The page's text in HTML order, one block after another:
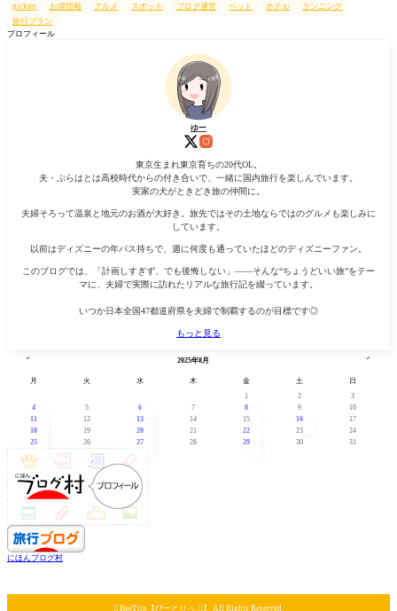
索pickup お得情報 グルメ スポット ブログ運営 ペット ホテル
ランニング
旅行プラン
プロフィール
ゆー
東京生まれ東京育ちの20代OL。
夫・ぷらはとは高校時代からの付き合いで、一緒に国内旅行を楽しんでいます。
実家の犬がときどき旅の仲間に。
夫婦そろって温泉と地元のお酒が大好き。旅先ではその土地ならではのグルメも楽しみに
しています。
以前はディズニーの年パス持ちで、週に何度も通っていたほどのディズニーファン。
このブログでは、「計画しすぎず、でも後悔しない」——そんな“ちょうどいい旅”をテー
マに、夫婦で実際に訪れたリアルな旅行記を綴っています。
いつか日本全国47都道府県を夫婦で制覇するのが目標です◎
もっと見る
2025年8月
月 火 水 木 金 土
日
1
2
3
4
5 6 7 8 9
10
11
12 13 14 15 16
17
18
19 20 21 22 23
24
25
26 27 28 29 30 31
にほんブログ村
 BeeTrip【びーとりっぷ】 All Rights Reserved.